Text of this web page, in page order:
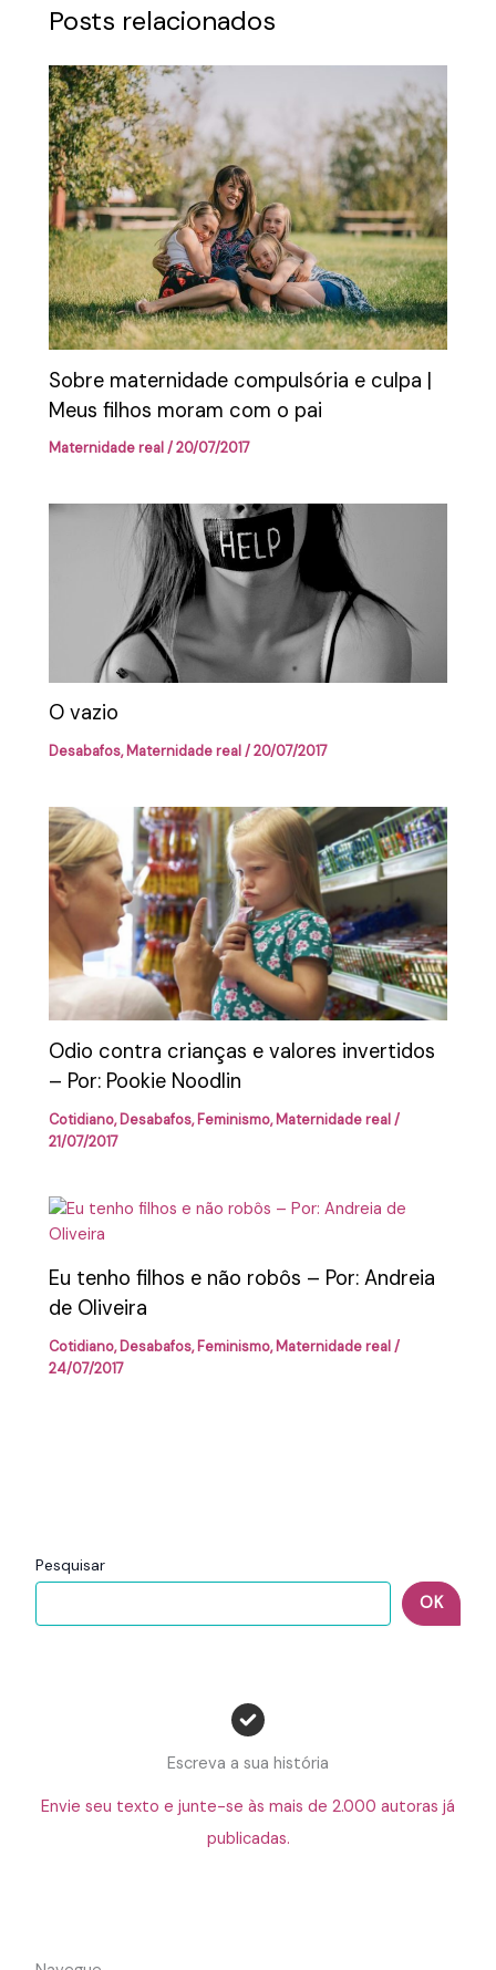
Pesquisar
OK
Escreva a sua história
Envie seu texto e junte-se às mais de 2.000 autoras já
publicadas.
Posts relacionados
Sobre maternidade compulsória e culpa |
Meus filhos moram com o pai
Maternidade real/20/07/2017
O vazio
Desabafos,Maternidade real/20/07/2017
Odio contra crianças e valores invertidos
– Por: Pookie Noodlin
Cotidiano,Desabafos,Feminismo,Maternidade real/
21/07/2017
Eu tenho filhos e não robôs – Por: Andreia
de Oliveira
Cotidiano,Desabafos,Feminismo,Maternidade real/
24/07/2017